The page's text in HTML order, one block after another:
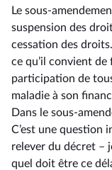
Le sous-
suspension des
cessation des
ce qu’il convient
participation de
maladie à son
Dans le sous-
C’est une question
relever du décret –⁠
quel doit être ce